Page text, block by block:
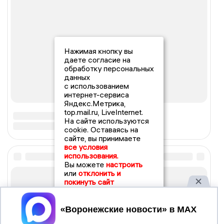
Нажимая кнопку вы
даете согласие на
обработку персональных
данных
с использованием
интернет-сервиса
Яндекс.Метрика,
top.mail.ru, LiveInternet.
На сайте используются
cookie. Оставаясь на
сайте, вы принимаете
все условия
использования.
Вы можете настроить
или отклонить и
покинуть сайт
Принять